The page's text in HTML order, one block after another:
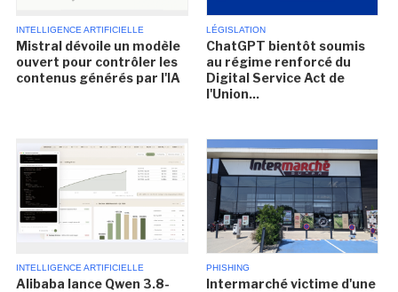
INTELLIGENCE ARTIFICIELLE
Mistral dévoile un modèle
ouvert pour contrôler les
contenus générés par l'IA
LÉGISLATION
ChatGPT bientôt soumis
au régime renforcé du
Digital Service Act de
l'Union...
INTELLIGENCE ARTIFICIELLE
Alibaba lance Qwen 3.8-
PHISHING
Intermarché victime d'une